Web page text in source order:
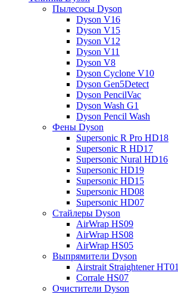
Пылесосы Dyson
Dyson V16
Dyson V15
Dyson V12
Dyson V11
Dyson V8
Dyson Cyclone V10
Dyson Gen5Detect
Dyson PencilVac
Dyson Wash G1
Dyson Pencil Wash
Фены Dyson
Supersonic R Pro HD18
Supersonic R HD17
Supersonic Nural HD16
Supersonic HD19
Supersonic HD15
Supersonic HD08
Supersonic HD07
Стайлеры Dyson
AirWrap HS09
AirWrap HS08
AirWrap HS05
Выпрямители Dyson
Airstrait Straightener HT01
Corrale HS07
Очистители Dyson